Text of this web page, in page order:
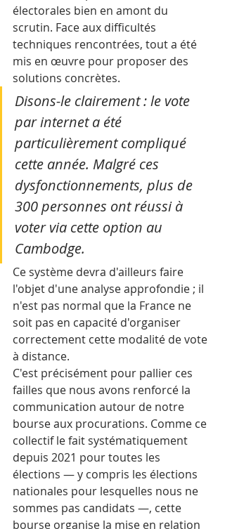
électorales bien en amont du
scrutin. Face aux difficultés
techniques rencontrées, tout a été
mis en œuvre pour proposer des
solutions concrètes.
Disons-le clairement : le vote
par internet a été
particulièrement compliqué
cette année. Malgré ces
dysfonctionnements, plus de
300 personnes ont réussi à
voter via cette option au
Cambodge.
Ce système devra d'ailleurs faire
l'objet d'une analyse approfondie ; il
n'est pas normal que la France ne
soit pas en capacité d'organiser
correctement cette modalité de vote
à distance.
C'est précisément pour pallier ces
failles que nous avons renforcé la
communication autour de notre
bourse aux procurations. Comme ce
collectif le fait systématiquement
depuis 2021 pour toutes les
élections — y compris les élections
nationales pour lesquelles nous ne
sommes pas candidats —, cette
bourse organise la mise en relation